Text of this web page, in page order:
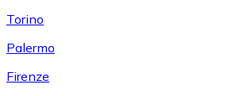
Torino
Palermo
Firenze